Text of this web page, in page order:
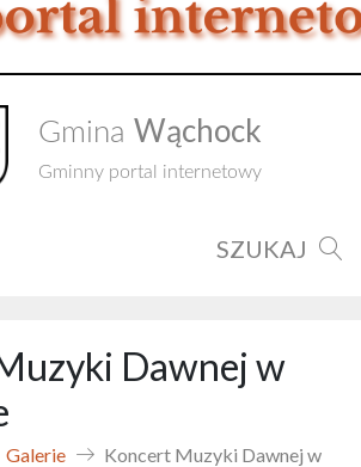
Gmina Wąchock
Gminny portal internetowy
SZUKAJ
Dawnej w
Galerie
Koncert Muzyki Dawnej w